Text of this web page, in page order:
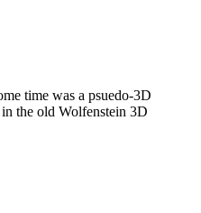
time was a psuedo-3D
in the old Wolfenstein 3D